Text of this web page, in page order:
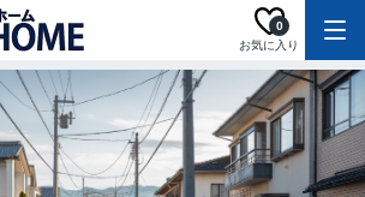
お気に入り
0